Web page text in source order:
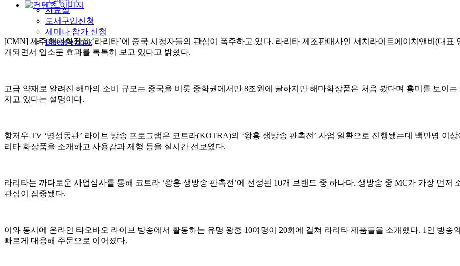
자료실
도서구입신청
세미나 참가 신청
Breeze e-book
[CMN] 제주 해마화장품 ‘라리타’에 중국 시청자들의 관심이 폭주하고 있다. 라리타 제조판매사인 서치라이트에이치앤비(대
개되면서 입소문 효과를 톡톡히 보고 있다고 밝혔다.
고급 약재로 알려진 해마의 소비 규모는 중국을 비롯 중화권에서만 8조원에 달하지만 해마화장품은 처음 봤다며 흥미를 보이
지고 있다는 설명이다.
항저우 TV ‘명성동관’ 라이브 방송 프로그램은 코트라(KOTRA)의 ‘왕홍 생방송 판촉전’ 사업 일환으로 진행됐는데 백만명 이
리타 화장품을 소개하고 사용감과 제형 등을 실시간 선보였다.
라리타는 까다로운 사업심사를 통해 코트라 ‘왕홍 생방송 판촉전’에 선정된 10개 브랜드 중 하나다. 생방송 중 MC가 가장 먼저
관심이 집중됐다.
이와 동시에 온라인 타오바오 라이브 방송에서 활동하는 유명 왕홍 10여명이 20회에 걸쳐 라리타 제품들을 소개했다. 1인 방송
빠르게 대응해 주문으로 이어졌다.